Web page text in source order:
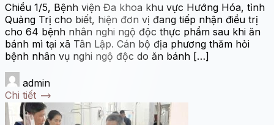
Chiều 1/5, Bệnh viện Đa khoa khu vực Hướng Hóa, tỉnh
Quảng Trị cho biết, hiện đơn vị đang tiếp nhận điều trị
cho 64 bệnh nhân nghi ngộ độc thực phẩm sau khi ăn
bánh mì tại xã Tân Lập. Cán bộ địa phương thăm hỏi
bệnh nhân vụ nghi ngộ độc do ăn bánh […]
admin
Chi tiết trending_flat